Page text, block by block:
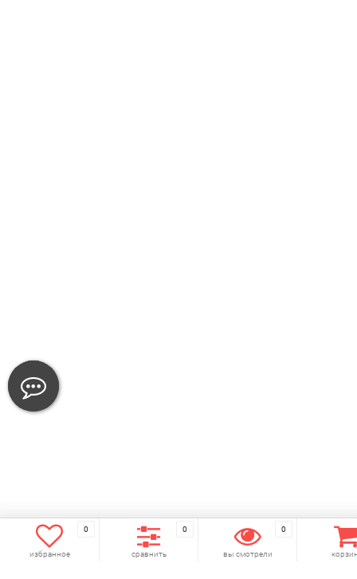
0
избранное
0
сравнить
0
вы смотрели